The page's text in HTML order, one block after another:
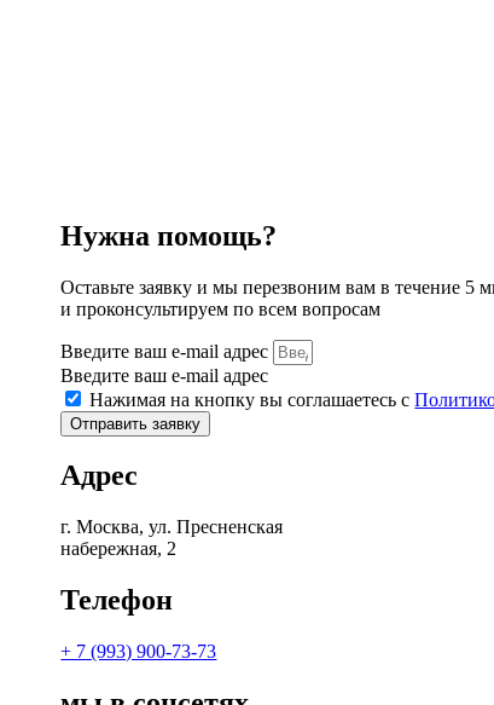
Нужна помощь?
Оставьте заявку и мы перезвоним вам в течение 5
и проконсультируем по всем вопросам
Введите ваш e-mail адрес
Введите ваш e-mail адрес
Нажимая на кнопку вы соглашаетесь с
Отправить заявку
Адрес
г. Москва, ул. Пресненская
набережная, 2
Телефон
+ 7 (993) 900-73-73